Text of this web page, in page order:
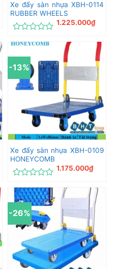
Xe đẩy sàn nhựa XBH-0114
RUBBER WHEELS
xếp
hạng
0
5
sao
1.225.000₫
-13%
Xe đẩy sàn nhựa XBH-0109
HONEYCOMB
xếp
hạng
0
5
sao
1.175.000₫
-26%